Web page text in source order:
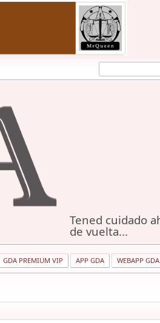
Tened cuidado
de vuelta...
GDA PREMIUM VIP APP GDA WEBAPP GDA